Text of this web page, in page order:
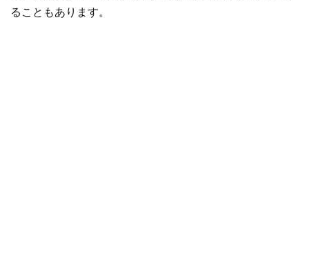
ることもあります。